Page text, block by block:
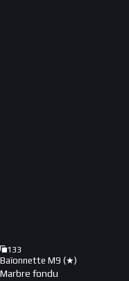
133
Baïonnette M9 (★)
Marbre fondu